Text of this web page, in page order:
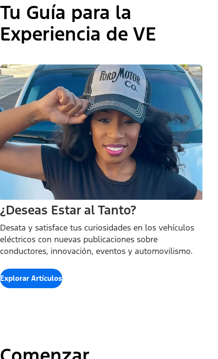
Tu Guía para la
Experiencia de VE
¿Deseas Estar al Tanto?
Desata y satisface tus curiosidades en los vehículos
eléctricos con nuevas publicaciones sobre
conductores, innovación, eventos y automovilismo.
Explorar Artículos